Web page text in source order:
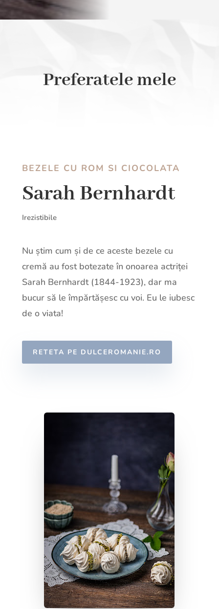
Preferatele mele
BEZELE CU ROM SI CIOCOLATA
Sarah Bernhardt
Irezistibile
Nu știm cum și de ce aceste bezele cu
cremă au fost botezate în onoarea actriței
Sarah Bernhardt (1844-1923), dar ma
bucur să le împărtășesc cu voi. Eu le iubesc
de o viata!
RETETA PE DULCEROMANIE.RO